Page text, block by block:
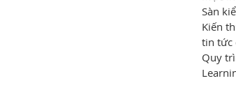
Sàn
Kiến
tin tức
Quy